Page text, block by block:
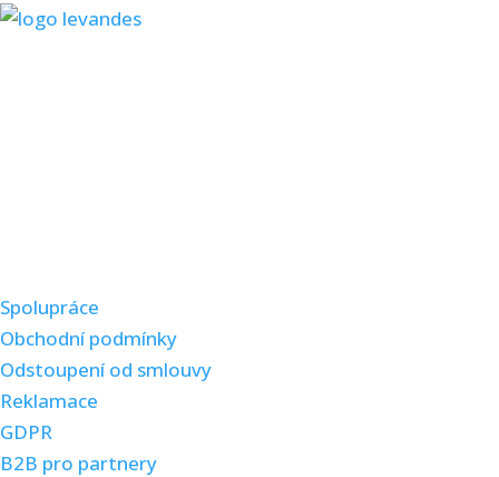
Spolupráce
Obchodní podmínky
Odstoupení od smlouvy
Reklamace
GDPR
B2B pro partnery